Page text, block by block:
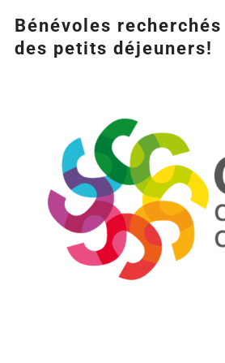
Bénévoles
des petits déjeuners!